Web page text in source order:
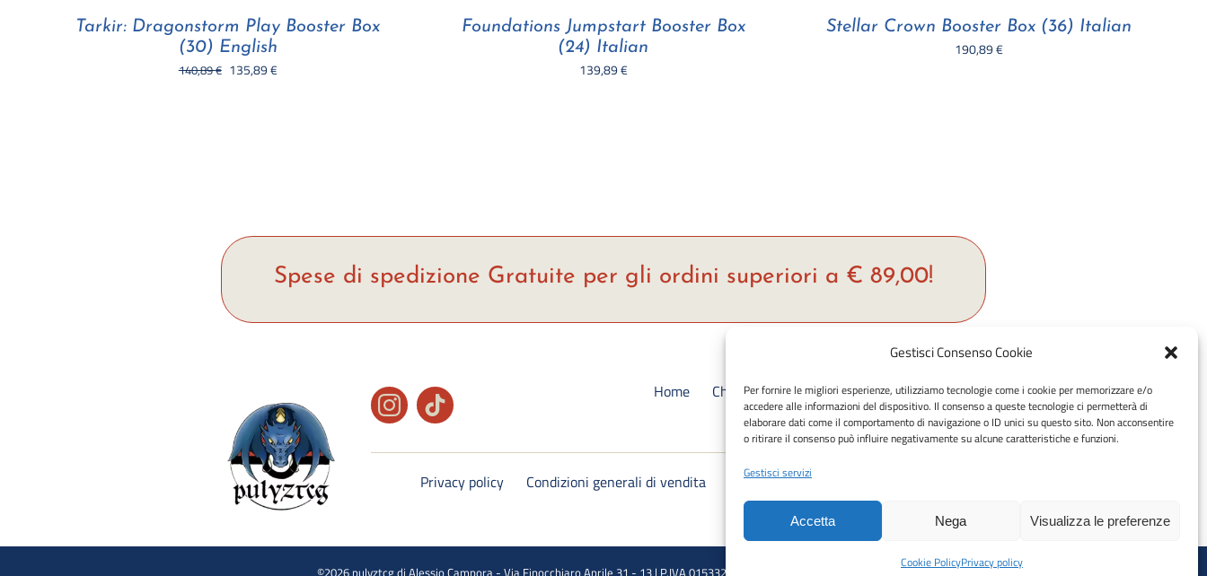
Gestisci Consenso Cookie
Per fornire le migliori esperienze, utilizziamo tecnologie come i cookie per memorizzare e/o
accedere alle informazioni del dispositivo. Il consenso a queste tecnologie ci permetterà di
elaborare dati come il comportamento di navigazione o ID unici su questo sito. Non acconsentire
o ritirare il consenso può influire negativamente su alcune caratteristiche e funzioni.
Gestisci servizi
Accetta Nega Visualizza le preferenze
Cookie PolicyPrivacy policy
Tarkir: Dragonstorm Play Booster Box
(30) English
140,89€ Il135,89€Il
Foundations Jumpstart Booster Box
(24) Italian
139,89€
Stellar Crown Booster Box (36) Italian
190,89€
Spese di spedizione Gratuite per gli ordini superiori a € 89,00!
Home Chi siamo
Shop
Carrello
Privacy policy Condizioni generali di vendita Cookie Policy (UE)
Metodi di pagamento accettati:
Bonifico Bancario (SEPA)
©2026 pulyztcg di Alessio Campora - Via Finocchiaro Aprile 31 - 13 | P.IVA 01533290118 | CF CMPLSS88M18D969V